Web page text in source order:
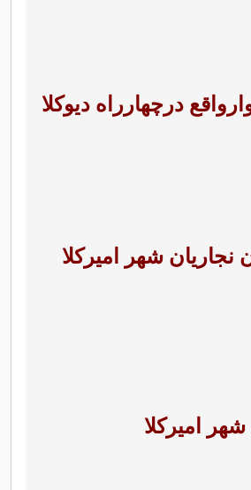
درچهارراه دیوکلا
نجاریان شهر امیرکلا
امیرکلا